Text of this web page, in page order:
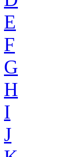
E
F
G
H
I
J